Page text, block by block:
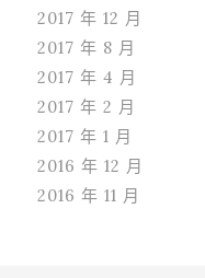
2017 年 12 月
2017 年 8 月
2017 年 4 月
2017 年 2 月
2017 年 1 月
2016 年 12 月
2016 年 11 月